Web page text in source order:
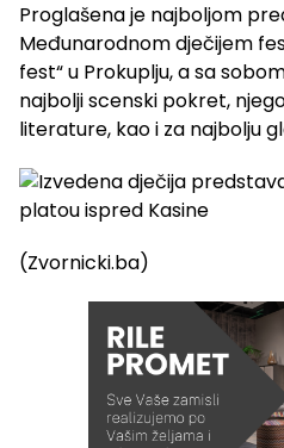
Proglašena je najboljom
Međunarodnom dječijem
fest“ u Prokuplju, a sa
najbolji scenski pokret,
literature, kao i za najbolju
(Zvornicki.ba)